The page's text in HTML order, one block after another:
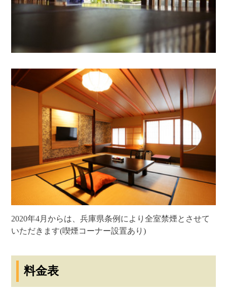
2020年4月からは、兵庫県条例により全室禁煙とさせて
いただきます(喫煙コーナー設置あり)
料金表